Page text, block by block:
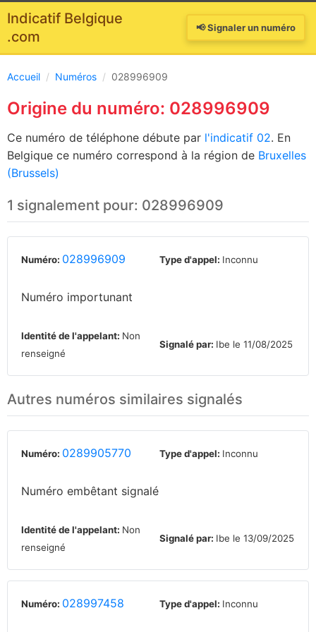
Indicatif Belgique
.com
📢 Signaler un numéro
Accueil / Numéros / 028996909
Origine du numéro: 028996909
Ce numéro de téléphone débute par l'indicatif 02. En
Belgique ce numéro correspond à la région de Bruxelles
(Brussels)
1 signalement pour: 028996909
Numéro: 028996909 Type d'appel: Inconnu
Numéro importunant
Identité de l'appelant: Non
renseigné
Signalé par: Ibe le 11/08/2025
Autres numéros similaires signalés
Numéro: 0289905770 Type d'appel: Inconnu
Numéro embêtant signalé
Identité de l'appelant: Non
renseigné
Signalé par: Ibe le 13/09/2025
Numéro: 028997458 Type d'appel: Inconnu